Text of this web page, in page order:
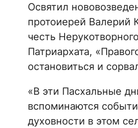
Освятил
протоиерей Валерий
честь
Патриархата,
остановиться и
«В эти Пасхальные
вспоминаются
духовности в этом